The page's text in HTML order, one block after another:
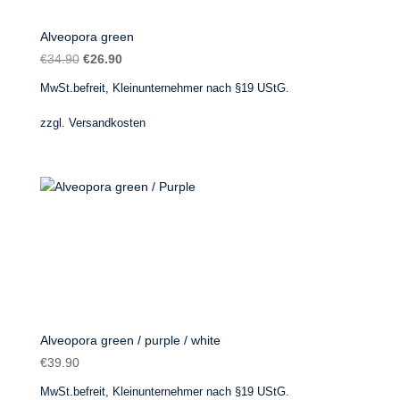
Alveopora green
€34.90 Ursprünglicher
€34.90
€26.90Aktueller
€26.90.
MwSt.befreit, Kleinunternehmer nach §19 UStG.
zzgl. Versandkosten
Alveopora green / purple / white
€39.90
MwSt.befreit, Kleinunternehmer nach §19 UStG.